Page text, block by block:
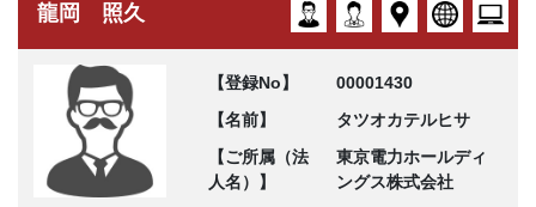
龍岡 照久
【登録No】
00001430
【名前】
タツオカテルヒサ
【ご所属（法
人名）】
東京電力ホールディ
ングス株式会社